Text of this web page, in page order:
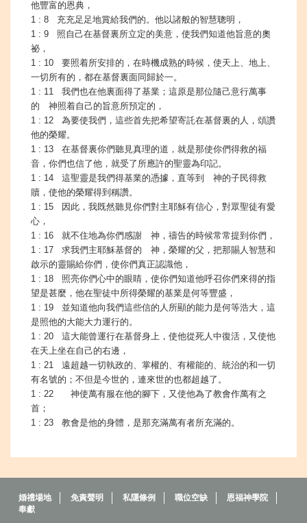
他豐富的恩典，
1 : 8 充充足足地賞給我們的。他以諸般的智慧聰明，
1 : 9 照自己在基督裏所立定的美意，使我們知道他旨意的奧
祕，
1 : 10 要照着所安排的，在時機成熟的時候，使天上、地上、
一切所有的，都在基督裏面同歸於一。
1 : 11 我們也在他裏面得了基業；這原是那位隨己意行萬事
的 神照着自己的旨意所預定的，
1 : 12 為要使我們，這些首先把希望寄託在基督裏的人，頌讚
他的榮耀。
1 : 13 在基督裏你們聽見真理的道，就是那使你們得救的福
音，你們也信了他，就受了所應許的聖靈為印記。
1 : 14 這聖靈是我們得基業的憑據，直等到 神的子民得救
贖，使他的榮耀得到稱讚。
1 : 15 因此，我既然聽見你們對主耶穌有信心，對眾聖徒有愛
心，
1 : 16 就不住地為你們感謝 神，禱告的時候常常提到你們，
1 : 17 求我們主耶穌基督的 神，榮耀的父，把那賜人智慧和
啟示的靈賜給你們，使你們真正認識他，
1 : 18 照亮你們心中的眼睛，使你們知道他呼召你們來得的指
望是甚麼，他在聖徒中所得榮耀的基業是何等豐盛，
1 : 19 並知道他向我們這些信的人所顯的能力是何等浩大，這
是照他的大能大力運行的。
1 : 20 這大能曾運行在基督身上，使他從死人中復活，又使他
在天上坐在自己的右邊，
1 : 21 遠超越一切執政的、掌權的、有權能的、統治的和一切
有名號的；不但是今世的，連來世的也都超越了。
1 : 22 神使萬有服在他的腳下，又使他為了教會作萬有之
首；
1 : 23 教會是他的身體，是那充滿萬有者所充滿的。
婚禮場地 免責聲明 私隱條例 職位空缺
恩福神學院
奉獻